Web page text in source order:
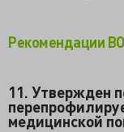
Рекомендации
11. Утвержден
медицинской